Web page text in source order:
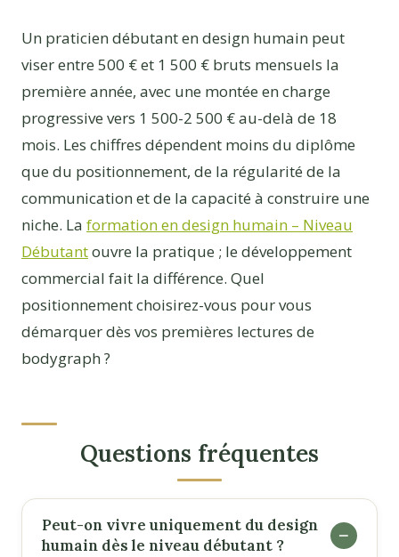
Un praticien débutant en design humain peut
viser entre 500 € et 1 500 € bruts mensuels la
première année, avec une montée en charge
progressive vers 1 500-2 500 € au-delà de 18
mois. Les chiffres dépendent moins du diplôme
que du positionnement, de la régularité de la
communication et de la capacité à construire une
niche. La formation en design humain – Niveau
Débutantouvre la pratique ; le développement
commercial fait la différence. Quel
positionnement choisirez-vous pour vous
démarquer dès vos premières lectures de
bodygraph ?
Questions fréquentes
Peut-on vivre uniquement du design
humain dès le niveau débutant ?